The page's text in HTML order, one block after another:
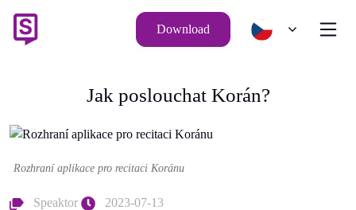
Download
Jak poslouchat Korán?
Rozhraní aplikace pro recitaci Koránu
Speaktor 2023-07-13